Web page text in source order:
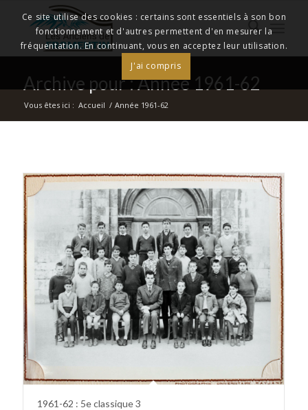
Archive pour : Année 1961-62
Vous êtes ici : Accueil / Année 1961-62
1961-62 : 5e classique 3
Ce site utilise des cookies : certains sont essentiels à son bon
fonctionnement et d'autres permettent d'en mesurer la
fréquentation. En continuant, vous en acceptez leur utilisation.
J'ai compris